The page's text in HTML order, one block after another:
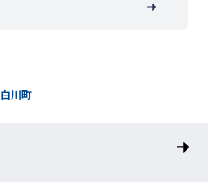
白川町